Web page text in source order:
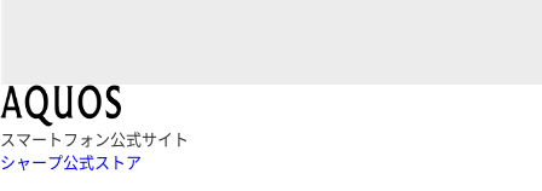
スマートフォン公式サイト
シャープ公式ストア